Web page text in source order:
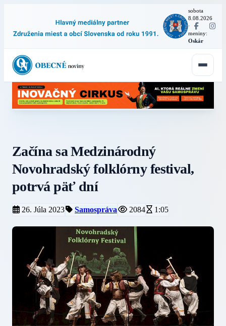
sobota
8.08.2026
·
meniny:
Oskár
Začína sa Medzinárodný
Novohradský folklórny festival,
potrvá päť dní
26. Júla 2023 Samospráva 2084 1:05